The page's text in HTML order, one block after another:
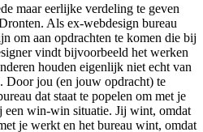
maar eerlijke verdeling te geven
Als ex-webdesign bureau
om aan opdrachten te komen die bij
vindt bijvoorbeeld het werken
houden eigenlijk niet echt van
Door jou (en jouw opdracht) te
dat staat te popelen om met je
een win-win situatie. Jij wint, omdat
je werkt en het bureau wint, omdat